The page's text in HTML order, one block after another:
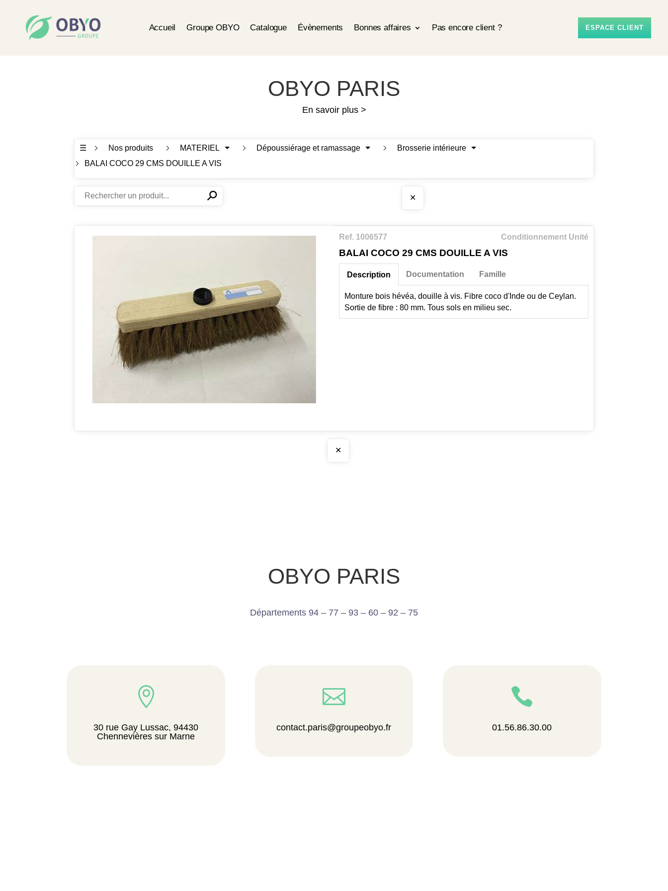
Accueil Groupe OBYO Catalogue Évènements Bonnes affaires Pas encore client ? ESPACE CLIENT
OBYO PARIS
En savoir plus >
☰ Nos produits MATERIEL Dépoussiérage et ramassage
Brosserie intérieure
BALAI COCO 29 CMS DOUILLE A VIS
✕⚲ ✕
Ref. 1006577 Conditionnement Unité
BALAI COCO 29 CMS DOUILLE A VIS
Description
Monture bois hévéa, douille à vis. Fibre coco d'Inde ou de Ceylan.
Sortie de fibre : 80 mm. Tous sols en milieu sec.
Documentation Famille
✕
OBYO PARIS
Départements 94 – 77 – 93 – 60 – 92 – 75

30 rue Gay Lussac, 94430
Chennevières sur Marne

contact.paris@groupeobyo.fr

01.56.86.30.00